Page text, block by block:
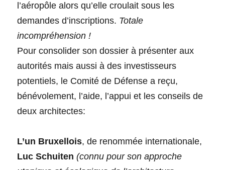
l’aéropôle alors qu’elle croulait sous les
demandes d’inscriptions. Totale
incompréhension !
Pour consolider son dossier à présenter aux
autorités mais aussi à des investisseurs
potentiels, le Comité de Défense a reçu,
bénévolement, l’aide, l’appui et les conseils de
deux architectes:
L’un Bruxellois, de renommée internationale,
Luc Schuiten (connu pour son approche